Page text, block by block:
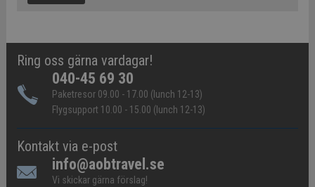
Ring oss gärna vardagar!
040-45 69 30
Paketresor 09.00 - 17.00 (lunch 12-13)
Flygsupport 10.00 - 15.00 (lunch 12-13)
Kontakt via e-post
info@aobtravel.se
Vi skickar gärna förslag!